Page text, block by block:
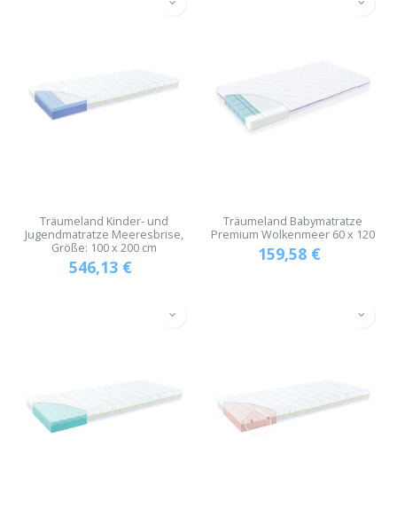
Träumeland Kinder- und
Jugendmatratze Meeresbrise,
Größe: 100 x 200 cm
546,13 €
Träumeland Babymatratze
Premium Wolkenmeer 60 x 120
159,58 €